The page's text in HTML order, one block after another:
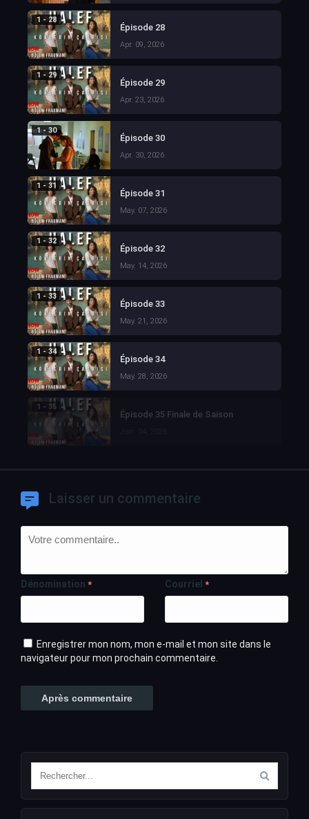
1 - 28
Épisode 28
Apr. 09, 2026
1 - 29
Épisode 29
Apr. 23, 2026
1 - 30
Épisode 30
Apr. 30, 2026
1 - 31
Épisode 31
May. 07, 2026
1 - 32
Épisode 32
May. 14, 2026
1 - 33
Épisode 33
May. 21, 2026
1 - 34
Épisode 34
May. 28, 2026
1 - 35
Épisode 35 Finale de Saison
Laisser un commentaire
Dénomination * Courriel *
Enregistrer mon nom, mon e-mail et mon site dans le
navigateur pour mon prochain commentaire.